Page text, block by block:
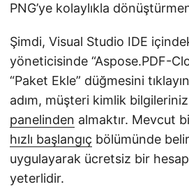
PNG’ye kolaylıkla
Şimdi, Visual Studio IDE
yöneticisinde “Aspose.PDF-
“Paket Ekle” düğmesini
adım, müşteri kimlik
panelinden almaktır. Mevcut
hızlı başlangıç bölümünde
uygulayarak ücretsiz bir
yeterlidir.